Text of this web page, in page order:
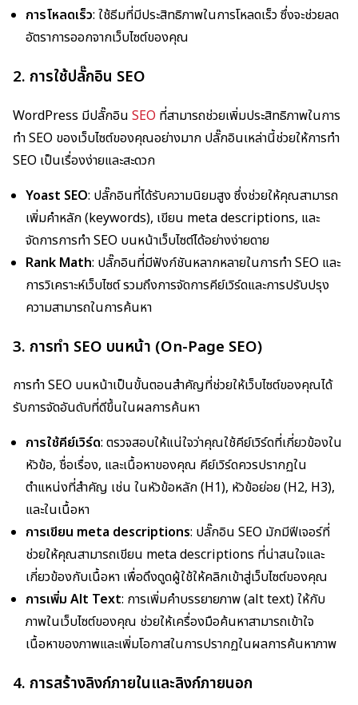
การโหลดเร็ว: ใช้ธีมที่มีประสิทธิภาพในการโหลดเร็ว ซึ่งจะช่วยลด
อัตราการออกจากเว็บไซต์ของคุณ
2. การใช้ปลั๊กอิน SEO
WordPress มีปลั๊กอิน SEO ที่สามารถช่วยเพิ่มประสิทธิภาพในการ
ทำ SEO ของเว็บไซต์ของคุณอย่างมาก ปลั๊กอินเหล่านี้ช่วยให้การทำ
SEO เป็นเรื่องง่ายและสะดวก
Yoast SEO: ปลั๊กอินที่ได้รับความนิยมสูง ซึ่งช่วยให้คุณสามารถ
เพิ่มคำหลัก (keywords), เขียน meta descriptions, และ
จัดการการทำ SEO บนหน้าเว็บไซต์ได้อย่างง่ายดาย
Rank Math: ปลั๊กอินที่มีฟังก์ชันหลากหลายในการทำ SEO และ
การวิเคราะห์เว็บไซต์ รวมถึงการจัดการคีย์เวิร์ดและการปรับปรุง
ความสามารถในการค้นหา
3. การทำ SEO บนหน้า (On-Page SEO)
การทำ SEO บนหน้าเป็นขั้นตอนสำคัญที่ช่วยให้เว็บไซต์ของคุณได้
รับการจัดอันดับที่ดีขึ้นในผลการค้นหา
การใช้คีย์เวิร์ด: ตรวจสอบให้แน่ใจว่าคุณใช้คีย์เวิร์ดที่เกี่ยวข้องใน
หัวข้อ, ชื่อเรื่อง, และเนื้อหาของคุณ คีย์เวิร์ดควรปรากฏใน
ตำแหน่งที่สำคัญ เช่น ในหัวข้อหลัก (H1), หัวข้อย่อย (H2, H3),
และในเนื้อหา
การเขียน meta descriptions: ปลั๊กอิน SEO มักมีฟีเจอร์ที่
ช่วยให้คุณสามารถเขียน meta descriptions ที่น่าสนใจและ
เกี่ยวข้องกับเนื้อหา เพื่อดึงดูดผู้ใช้ให้คลิกเข้าสู่เว็บไซต์ของคุณ
การเพิ่ม Alt Text: การเพิ่มคำบรรยายภาพ (alt text) ให้กับ
ภาพในเว็บไซต์ของคุณ ช่วยให้เครื่องมือค้นหาสามารถเข้าใจ
เนื้อหาของภาพและเพิ่มโอกาสในการปรากฏในผลการค้นหาภาพ
4. การสร้างลิงก์ภายในและลิงก์ภายนอก